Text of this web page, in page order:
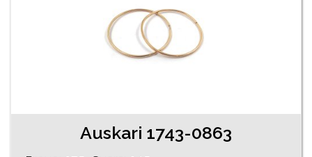
Auskari 1743-0863